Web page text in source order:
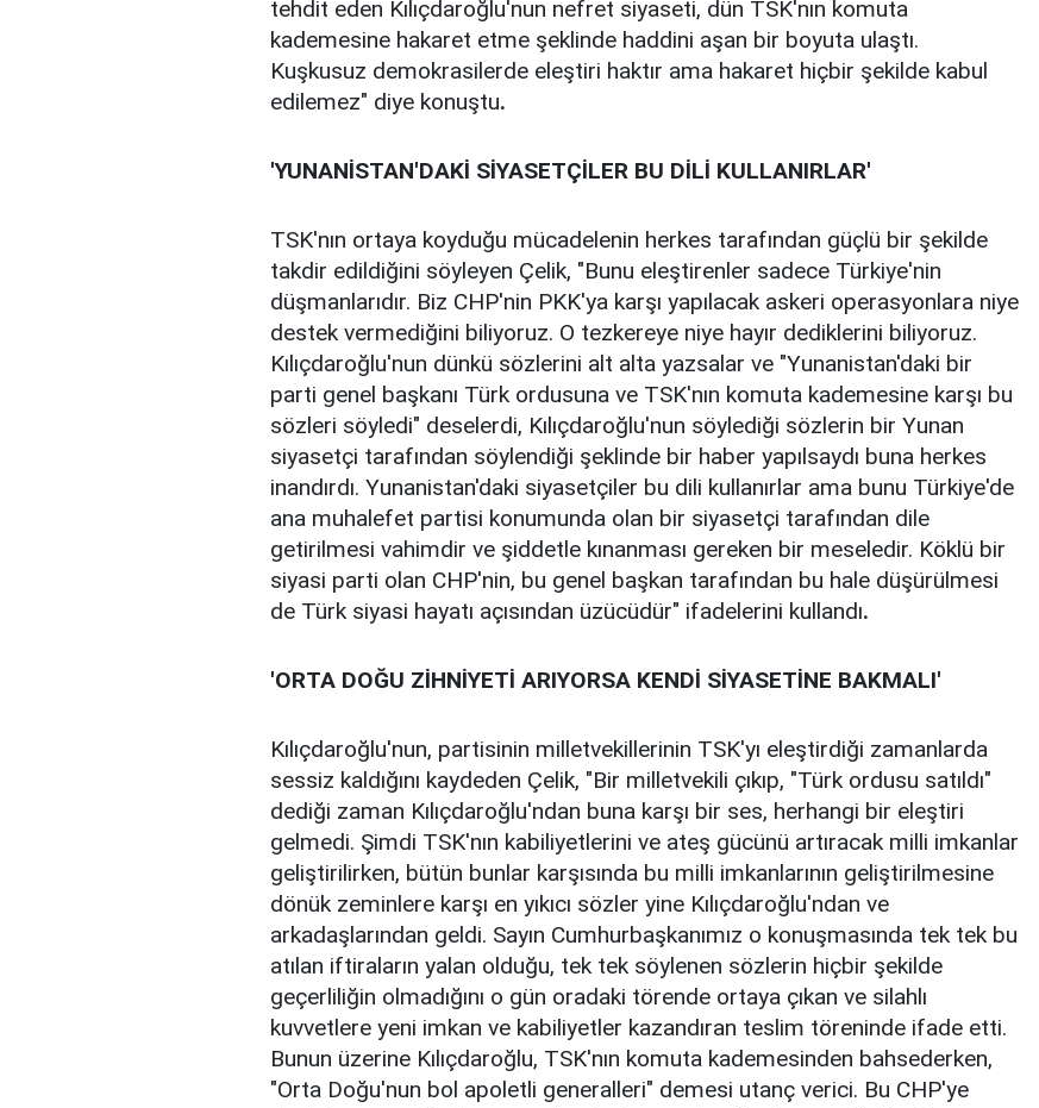
tehdit eden Kılıçdaroğlu'nun nefret siyaseti, dün TSK'nın komuta
kademesine hakaret etme şeklinde haddini aşan bir boyuta ulaştı.
Kuşkusuz demokrasilerde eleştiri haktır ama hakaret hiçbir şekilde kabul
edilemez" diye konuştu.
'YUNANİSTAN'DAKİ SİYASETÇİLER BU DİLİ KULLANIRLAR'
TSK'nın ortaya koyduğu mücadelenin herkes tarafından güçlü bir şekilde
takdir edildiğini söyleyen Çelik, "Bunu eleştirenler sadece Türkiye'nin
düşmanlarıdır. Biz CHP'nin PKK'ya karşı yapılacak askeri operasyonlara niye
destek vermediğini biliyoruz. O tezkereye niye hayır dediklerini biliyoruz.
Kılıçdaroğlu'nun dünkü sözlerini alt alta yazsalar ve "Yunanistan'daki bir
parti genel başkanı Türk ordusuna ve TSK'nın komuta kademesine karşı bu
sözleri söyledi" deselerdi, Kılıçdaroğlu'nun söylediği sözlerin bir Yunan
siyasetçi tarafından söylendiği şeklinde bir haber yapılsaydı buna herkes
inandırdı. Yunanistan'daki siyasetçiler bu dili kullanırlar ama bunu Türkiye'de
ana muhalefet partisi konumunda olan bir siyasetçi tarafından dile
getirilmesi vahimdir ve şiddetle kınanması gereken bir meseledir. Köklü bir
siyasi parti olan CHP'nin, bu genel başkan tarafından bu hale düşürülmesi
de Türk siyasi hayatı açısından üzücüdür" ifadelerini kullandı.
'ORTA DOĞU ZİHNİYETİ ARIYORSA KENDİ SİYASETİNE BAKMALI'
Kılıçdaroğlu'nun, partisinin milletvekillerinin TSK'yı eleştirdiği zamanlarda
sessiz kaldığını kaydeden Çelik, "Bir milletvekili çıkıp, "Türk ordusu satıldı"
dediği zaman Kılıçdaroğlu'ndan buna karşı bir ses, herhangi bir eleştiri
gelmedi. Şimdi TSK'nın kabiliyetlerini ve ateş gücünü artıracak milli imkanlar
geliştirilirken, bütün bunlar karşısında bu milli imkanlarının geliştirilmesine
dönük zeminlere karşı en yıkıcı sözler yine Kılıçdaroğlu'ndan ve
arkadaşlarından geldi. Sayın Cumhurbaşkanımız o konuşmasında tek tek bu
atılan iftiraların yalan olduğu, tek tek söylenen sözlerin hiçbir şekilde
geçerliliğin olmadığını o gün oradaki törende ortaya çıkan ve silahlı
kuvvetlere yeni imkan ve kabiliyetler kazandıran teslim töreninde ifade etti.
Bunun üzerine Kılıçdaroğlu, TSK'nın komuta kademesinden bahsederken,
"Orta Doğu'nun bol apoletli generalleri" demesi utanç verici. Bu CHP'ye